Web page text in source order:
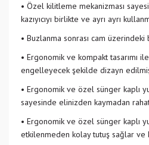
• Özel kilitleme mekanizması
kazıyıcıyı birlikte ve ayrı ayrı
• Buzlanma sonrası cam üzerindeki
• Ergonomik ve kompakt tasarımı
engelleyecek şekilde dizayn
• Ergonomik ve özel sünger kaplı
sayesinde elinizden kaymadan
• Ergonomik ve özel sünger kaplı
etkilenmeden kolay tutuş sağlar ve